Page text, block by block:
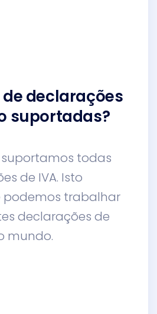
declarações
suportadas?
todas
de IVA. Isto
podemos trabalhar
declarações de
mundo.